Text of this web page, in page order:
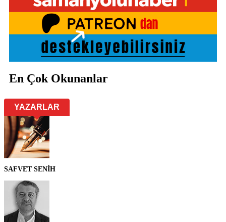
En Çok Okunanlar
YAZARLAR
SAFVET SENİH